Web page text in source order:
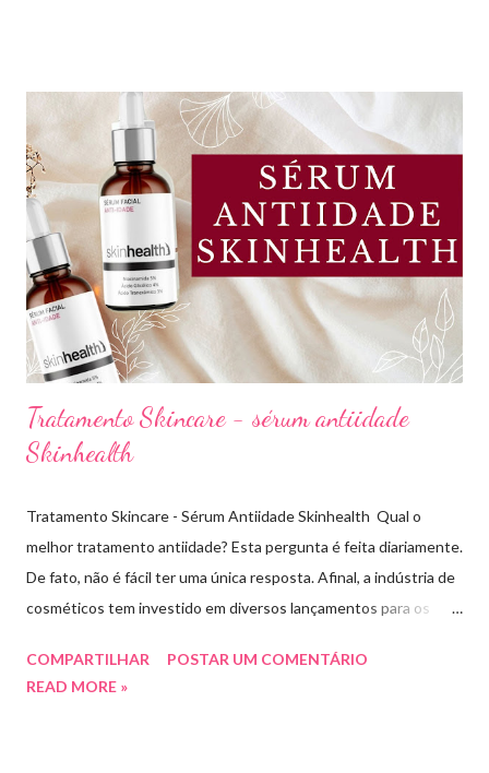
Lima. Compartilhando dicas de produtos, resenhas, rotinas de
beleza, bem-estar e autoestima. TOP 10 BASES BARATINHAS
Escolher uma boa base para a maquiagem não é algo tão simples.
Afinal temos que avaliar para qual tipo de pele, tonalidade,
subtom, ativos (se for o caso) e ainda o preço. Neste vídeo do
meu canal mostrei como vocês podem comprar uma base sem
errar na cor. É um site que tem salvado minha vida,...
Tratamento Skincare - sérum antiidade
Skinhealth
Tratamento Skincare - Sérum Antiidade Skinhealth Qual o
melhor tratamento antiidade? Esta pergunta é feita diariamente.
De fato, não é fácil ter uma única resposta. Afinal, a indústria de
cosméticos tem investido em diversos lançamentos para os
skincare tem buscado evitar os sinais de envelhecimento, antes
COMPARTILHAR
POSTAR UM COMENTÁRIO
READ MORE »